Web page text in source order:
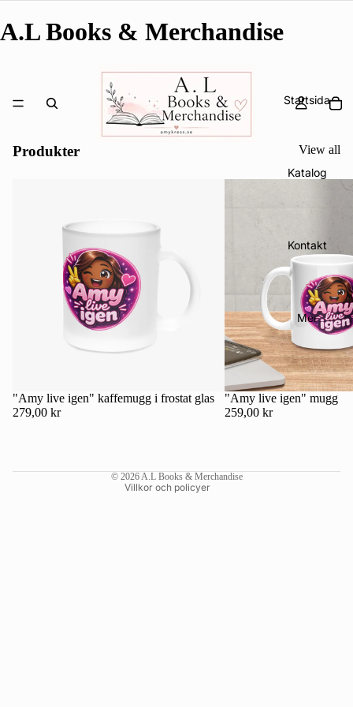
A.L Books & Merchandise
Startsida
Katalog
Kontakt
Mer
Produkter View all
"Amy live igen" kaffemugg i frostat glas
279,00 kr
"Amy live igen" mugg
259,00 kr
© 2026A.L Books & Merchandise
Villkor och policyer
Integritetspolicy
Återbetalningspolicy